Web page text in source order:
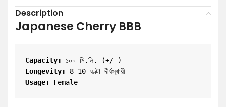
Description
Japanese Cherry BBB
Capacity:
১০০ মি.লি. (+/-)
Longevity:
8–10 ঘণ্টা দীর্ঘস্থায়ী
Usage: